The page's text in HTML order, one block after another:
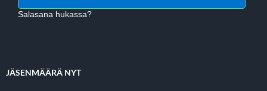
Salasana hukassa?
JÄSENMÄÄRÄ NYT